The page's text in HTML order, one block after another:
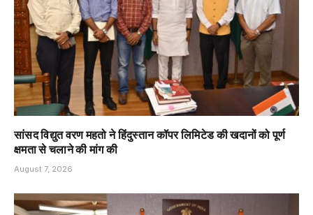
सांसद विद्युत वरण महतो ने हिंदुस्तान कॉपर लिमिटेड की खदानों को पूर्ण
क्षमता से चलाने की मांग की
August 7, 2026